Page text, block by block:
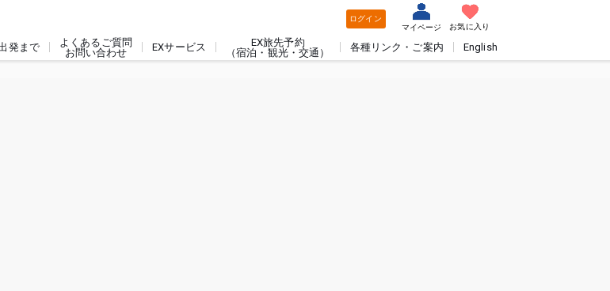
ログイン
マイページ
お気に入り
発まで
よくあるご質問
お問い合わせ
EXサービス
EX旅先予約
（宿泊・観光・交通）
各種リンク・ご案内 English